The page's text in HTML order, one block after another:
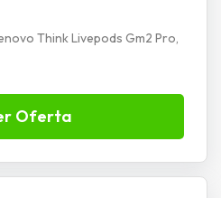
Think Livepods Gm2 Pro,
Oferta